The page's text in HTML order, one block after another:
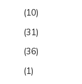
(10)
(31)
(36)
(1)